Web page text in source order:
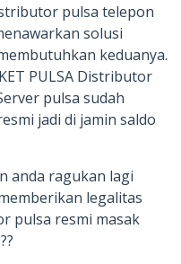
pulsa telepon
solusi
keduanya.
PULSA Distributor
pulsa sudah
jadi di jamin saldo
anda ragukan lagi
legalitas
pulsa resmi masak